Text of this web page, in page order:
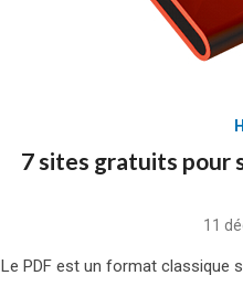
7 sites gratuits pour
11
Le PDF est un format classique